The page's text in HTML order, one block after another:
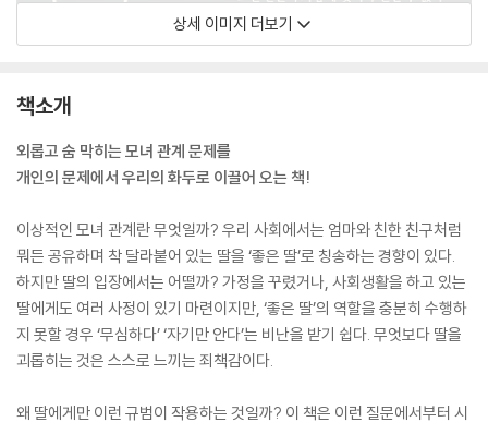
상세 이미지 더보기
책소개
외롭고 숨 막히는 모녀 관계 문제를
개인의 문제에서 우리의 화두로 이끌어 오는 책!
이상적인 모녀 관계란 무엇일까? 우리 사회에서는 엄마와 친한 친구처럼
뭐든 공유하며 착 달라붙어 있는 딸을 ‘좋은 딸’로 칭송하는 경향이 있다.
하지만 딸의 입장에서는 어떨까? 가정을 꾸렸거나, 사회생활을 하고 있는
딸에게도 여러 사정이 있기 마련이지만, ‘좋은 딸’의 역할을 충분히 수행하
지 못할 경우 ‘무심하다’ ‘자기만 안다’는 비난을 받기 쉽다. 무엇보다 딸을
괴롭히는 것은 스스로 느끼는 죄책감이다.
왜 딸에게만 이런 규범이 작용하는 것일까? 이 책은 이런 질문에서부터 시